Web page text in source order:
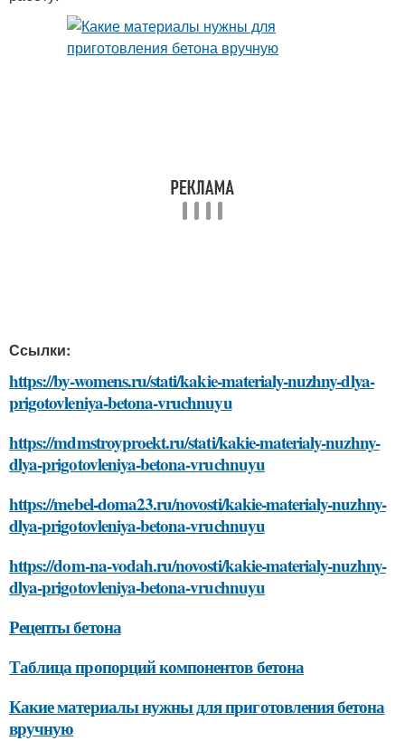
Ссылки:
https://by-womens.ru/stati/kakie-materialy-nuzhny-dlya-
prigotovleniya-betona-vruchnuyu
https://mdmstroyproekt.ru/stati/kakie-materialy-nuzhny-
dlya-prigotovleniya-betona-vruchnuyu
https://mebel-doma23.ru/novosti/kakie-materialy-nuzhny-
dlya-prigotovleniya-betona-vruchnuyu
https://dom-na-vodah.ru/novosti/kakie-materialy-nuzhny-
dlya-prigotovleniya-betona-vruchnuyu
Рецепты бетона
Таблица пропорций компонентов бетона
Какие материалы нужны для приготовления бетона
вручную